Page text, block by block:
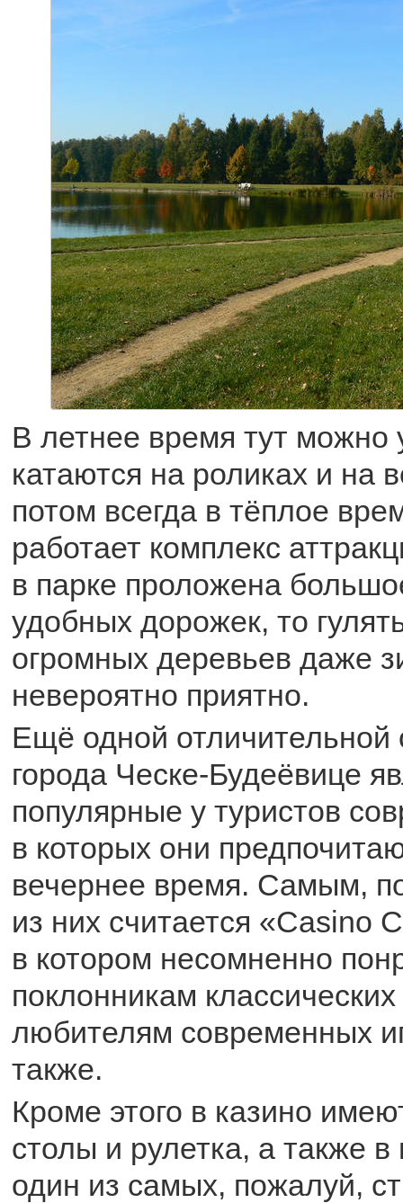
В летнее время тут можно
катаются на роликах и на
потом всегда в тёплое
работает комплекс
в парке проложена
удобных дорожек, то
огромных деревьев даже
невероятно приятно.
Ещё одной отличительной
города Ческе-Будеёвице
популярные у туристов
в которых они
вечернее время. Самым,
из них считается «Casino
в котором несомненно
поклонникам
любителям современных
также.
Кроме этого в казино
столы и рулетка, а также
один из самых, пожалуй,